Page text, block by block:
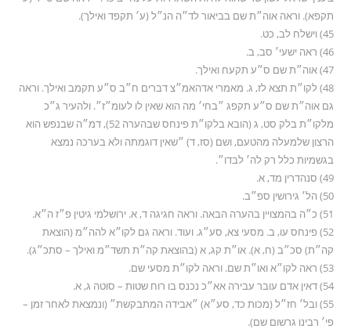
תקפא). וראה אוה״ת שם בביאור לד״ה הנ״ל (ע׳ תקפד ואילך).
45) וישלח לב, כט.
46) ראה ישעי׳ סב, ב.
47) אוה״ת שם ס״ע תקעח ואילך.
48) לקו״ת תצא לז, ג. מאמרי אדהאמ״צ דברים ח״ב ס״ע תקמב ואילך. וראה
גם אוה״ת שם ס״ע תקפג ״בחי׳ מה הוא שאין לו לעומ״ז״. ולהעיר ג״כ
מלקו״ת בלק סט, ג (הובא בלקו״ת פינחס שבהערה 52), דמ״ה שבנפש הוא
הרצון שלמעלה מהטעם, ושם (סז, ד) ״שאין דוגמתה ולא בערכה נמצא
בגשמיות כלל רק לה׳ לבדו״.
49) סנהדרין מד, א.
50) הל׳ גירושין ספ״ב.
51) כ״ה בהמצויין בהערה הבאה. וראה חגיגה ד, א. ירושלמי גיטין פ״ז ה״א.
52) פינחס עו, ב. מסעי צא, סע״ג. ועוד. וראה גם לקו״א להה״מ (הוצאת
קה״ת) סכ״ב (ח, א). או״ת קג, א (בהוצאת קה״ת תשד״מ ואילך – סתכ״ג).
53) ראה לקו״א ואו״ת שם. וראה לקו״ת מסעי שם.
54) דאין אדם עובר עבירה אא״כ נכנס בו רוח שטות – סוטה ג, א.
55) ובל׳ חז״ל (מכות כד, סע״א) ״אבידה המתבקשת״ (ונמצאת לאחר זמן –
פי׳ רבינו גרשום שם).